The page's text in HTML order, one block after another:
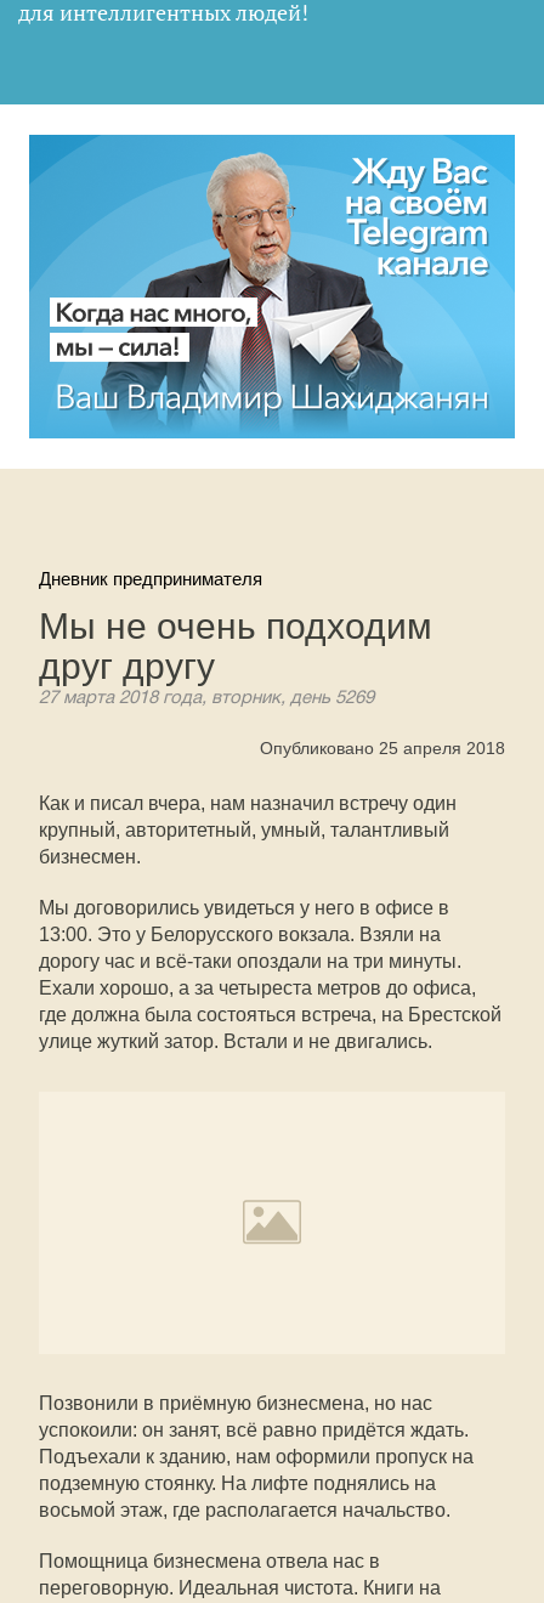
для интеллигентных людей!
Дневник предпринимателя
Мы не очень подходим
друг другу
27 марта 2018 года, вторник, день 5269
Опубликовано 25 апреля 2018
Как и писал вчера, нам назначил встречу один
крупный, авторитетный, умный, талантливый
бизнесмен.
Мы договорились увидеться у него в офисе в
13:00. Это у Белорусского вокзала. Взяли на
дорогу час и всё-таки опоздали на три минуты.
Ехали хорошо, а за четыреста метров до офиса,
где должна была состояться встреча, на Брестской
улице жуткий затор. Встали и не двигались.
Позвонили в приёмную бизнесмена, но нас
успокоили: он занят, всё равно придётся ждать.
Подъехали к зданию, нам оформили пропуск на
подземную стоянку. На лифте поднялись на
восьмой этаж, где располагается начальство.
Помощница бизнесмена отвела нас в
переговорную. Идеальная чистота. Книги на